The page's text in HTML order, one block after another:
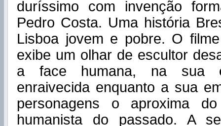
duríssimo com invenção
Pedro Costa. Uma história
Lisboa jovem e pobre. O
exibe um olhar de escultor
a face humana, na sua
enraivecida enquanto a sua
personagens o aproxima
humanista do passado. A